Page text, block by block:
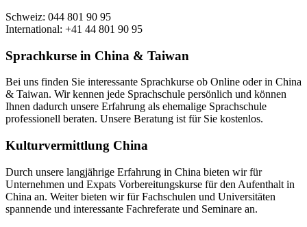
Schweiz: 044 801 90 95
International: +41 44 801 90 95
Sprachkurse in China & Taiwan
Bei uns finden Sie interessante Sprachkurse ob Online oder in China
& Taiwan. Wir kennen jede Sprachschule persönlich und können
Ihnen dadurch unsere Erfahrung als ehemalige Sprachschule
professionell beraten. Unsere Beratung ist für Sie kostenlos.
Kulturvermittlung China
Durch unsere langjährige Erfahrung in China bieten wir für
Unternehmen und Expats Vorbereitungskurse für den Aufenthalt in
China an. Weiter bieten wir für Fachschulen und Universitäten
spannende und interessante Fachreferate und Seminare an.